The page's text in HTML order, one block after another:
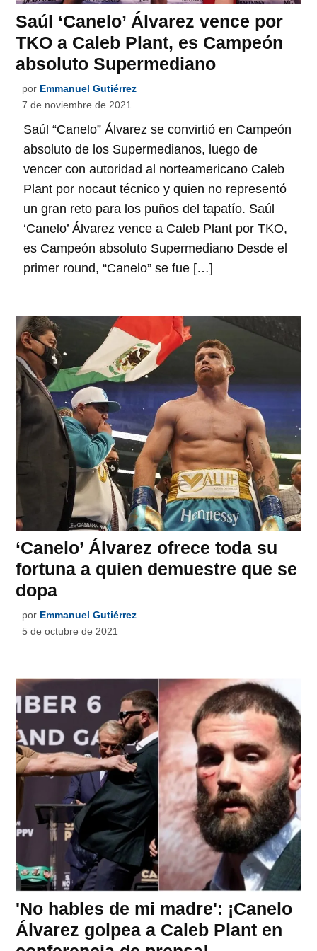
Saúl ‘Canelo’ Álvarez vence por
TKO a Caleb Plant, es Campeón
absoluto Supermediano
por Emmanuel Gutiérrez
7 de noviembre de 2021
Saúl “Canelo” Álvarez se convirtió en Campeón
absoluto de los Supermedianos, luego de
vencer con autoridad al norteamericano Caleb
Plant por nocaut técnico y quien no representó
un gran reto para los puños del tapatío. Saúl
‘Canelo’ Álvarez vence a Caleb Plant por TKO,
es Campeón absoluto Supermediano Desde el
primer round, “Canelo” se fue […]
‘Canelo’ Álvarez ofrece toda su
fortuna a quien demuestre que se
dopa
por Emmanuel Gutiérrez
5 de octubre de 2021
'No hables de mi madre': ¡Canelo
Álvarez golpea a Caleb Plant en